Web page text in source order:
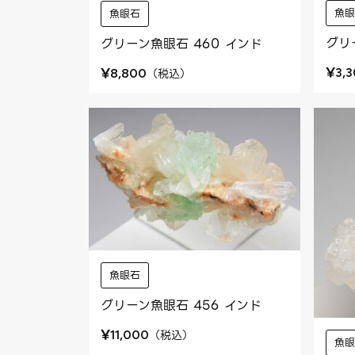
魚眼石
グリーン魚眼石 460 インド
¥8,800 （税込）
魚
グ
¥
魚眼石
グリーン魚眼石 456 インド
¥11,000 （税込） 魚